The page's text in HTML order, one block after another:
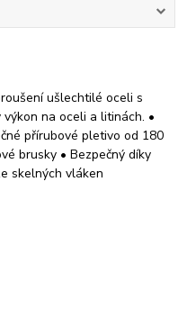
ušlechtilé oceli s
na oceli a litinách. •
přírubové pletivo od 180
brusky • Bezpečný díky
skelných vláken